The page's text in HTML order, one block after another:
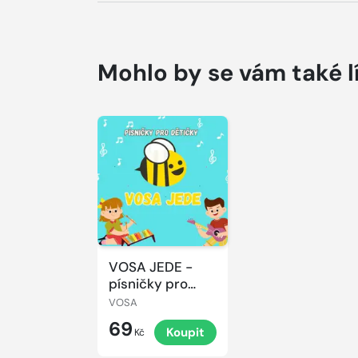
Mohlo by se vám také
VOSA JEDE -
písničky pro
dětičky
VOSA
69 Kč Koupit